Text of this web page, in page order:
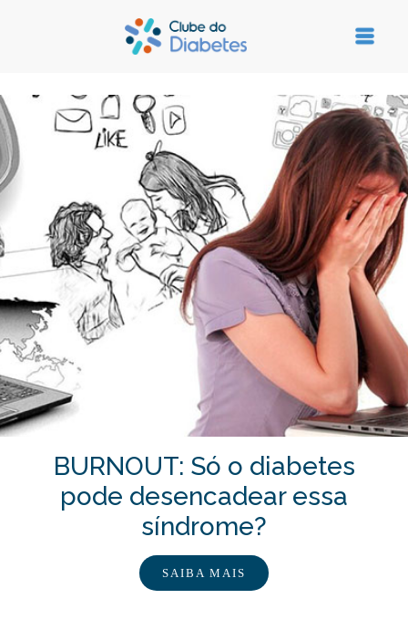
BURNOUT: Só o diabetes
pode desencadear essa
síndrome?
SAIBA MAIS